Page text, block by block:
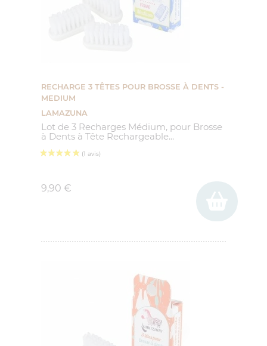
RECHARGE 3 TÊTES POUR BROSSE À DENTS -
MEDIUM
LAMAZUNA
Lot de 3 Recharges Médium, pour Brosse
à Dents à Tête Rechargeable...
9,90 €